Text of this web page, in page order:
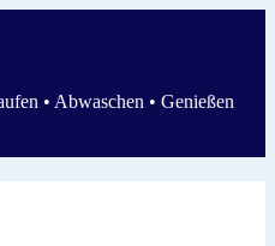
• Abwaschen • Genießen